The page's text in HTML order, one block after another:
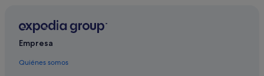
Birregurra hoteles
South Geelong hoteles
Queenscliff hoteles
Empresa
Quiénes somos